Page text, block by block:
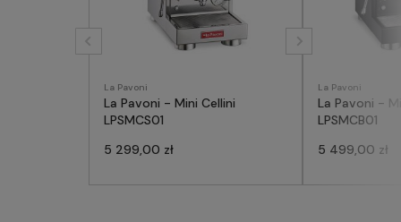
La Pavoni
La Pavoni - Mini Cellini
LPSMCS01
5 299,00 zł
La Pavoni
La Pavoni -
LPSMCB01
5 499,00 zł